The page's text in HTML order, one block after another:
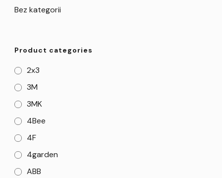
Bez kategorii
Product categories
2x3
3M
3MK
4Bee
4F
4garden
ABB